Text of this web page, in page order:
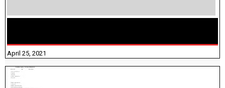
April 25, 2021